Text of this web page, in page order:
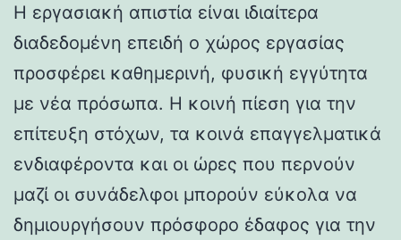
Η εργασιακή απιστία είναι ιδιαίτερα
διαδεδομένη επειδή ο χώρος εργασίας
προσφέρει καθημερινή, φυσική εγγύτητα
με νέα πρόσωπα. Η κοινή πίεση για την
επίτευξη στόχων, τα κοινά επαγγελματικά
ενδιαφέροντα και οι ώρες που περνούν
μαζί οι συνάδελφοι μπορούν εύκολα να
δημιουργήσουν πρόσφορο έδαφος για την